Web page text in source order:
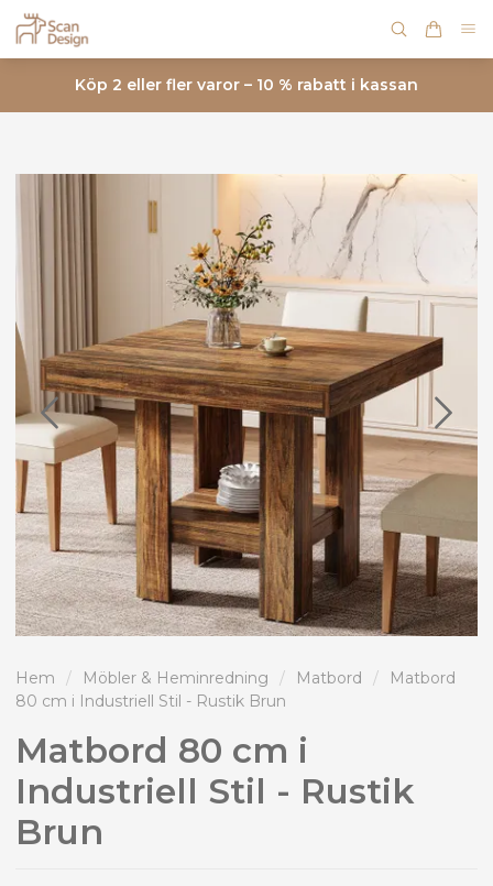
Köp 2 eller fler varor – 10 % rabatt i kassan
Hem / Möbler & Heminredning / Matbord /
Matbord
80 cm i Industriell Stil - Rustik Brun
Matbord 80 cm i
Industriell Stil - Rustik
Brun